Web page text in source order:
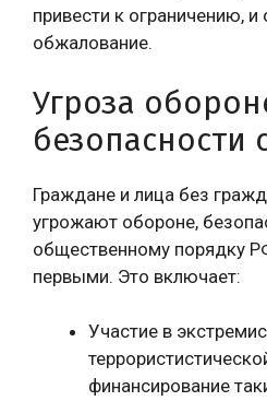
привести к ограничению,
обжалование.
Угроза
безопасности
Граждане и лица без
угрожают обороне,
общественному порядку
первыми. Это включает:
Участие в
финансирование